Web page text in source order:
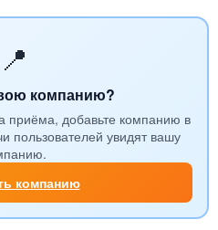
📍
компанию?
приёма, добавьте компанию в
пользователей увидят вашу
компанию